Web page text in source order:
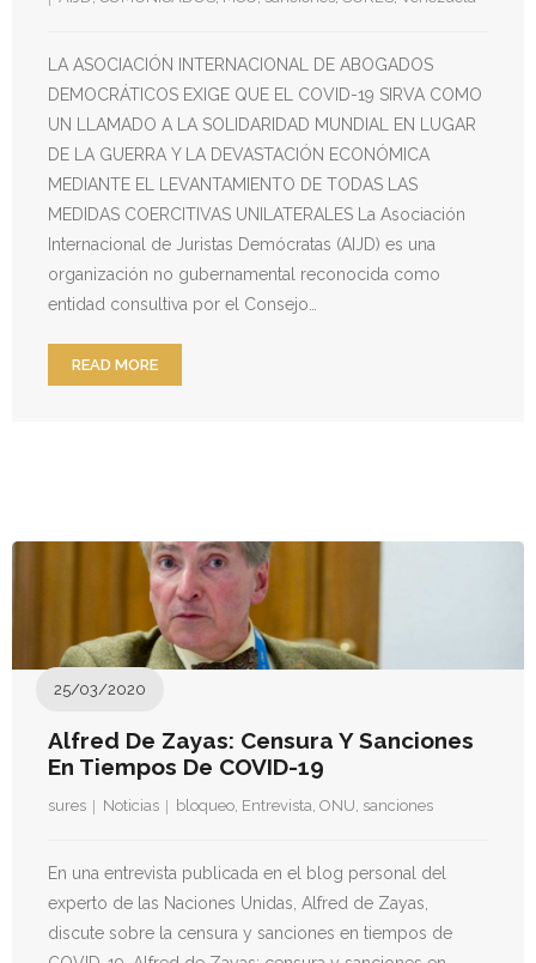
LA ASOCIACIÓN INTERNACIONAL DE ABOGADOS
DEMOCRÁTICOS EXIGE QUE EL COVID-19 SIRVA COMO
UN LLAMADO A LA SOLIDARIDAD MUNDIAL EN LUGAR
DE LA GUERRA Y LA DEVASTACIÓN ECONÓMICA
MEDIANTE EL LEVANTAMIENTO DE TODAS LAS
MEDIDAS COERCITIVAS UNILATERALES La Asociación
Internacional de Juristas Demócratas (AIJD) es una
organización no gubernamental reconocida como
entidad consultiva por el Consejo…
READ MORE
Alfred De Zayas: Censura Y Sanciones
En Tiempos De COVID-19
25/03/2020
sures Noticias bloqueo, Entrevista, ONU, sanciones
En una entrevista publicada en el blog personal del
experto de las Naciones Unidas, Alfred de Zayas,
discute sobre la censura y sanciones en tiempos de